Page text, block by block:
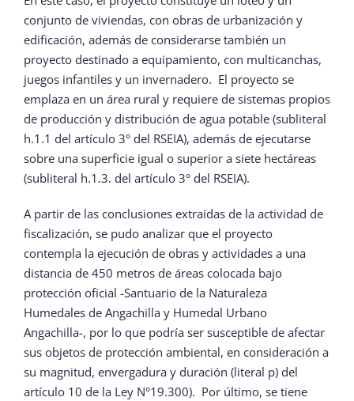
conjunto de viviendas, con obras de urbanización y
edificación, además de considerarse también un
proyecto destinado a equipamiento, con multicanchas,
juegos infantiles y un invernadero. El proyecto se
emplaza en un área rural y requiere de sistemas propios
de producción y distribución de agua potable (subliteral
h.1.1 del artículo 3° del RSEIA), además de ejecutarse
sobre una superficie igual o superior a siete hectáreas
(subliteral h.1.3. del artículo 3° del RSEIA).
A partir de las conclusiones extraídas de la actividad de
fiscalización, se pudo analizar que el proyecto
contempla la ejecución de obras y actividades a una
distancia de 450 metros de áreas colocada bajo
protección oficial -Santuario de la Naturaleza
Humedales de Angachilla y Humedal Urbano
Angachilla-, por lo que podría ser susceptible de afectar
sus objetos de protección ambiental, en consideración a
su magnitud, envergadura y duración (literal p) del
artículo 10 de la Ley N°19.300). Por último, se tiene